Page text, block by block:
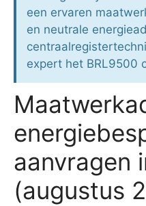
een ervaren
en neutrale
expert het BRL9500
aanvragen
(augustus